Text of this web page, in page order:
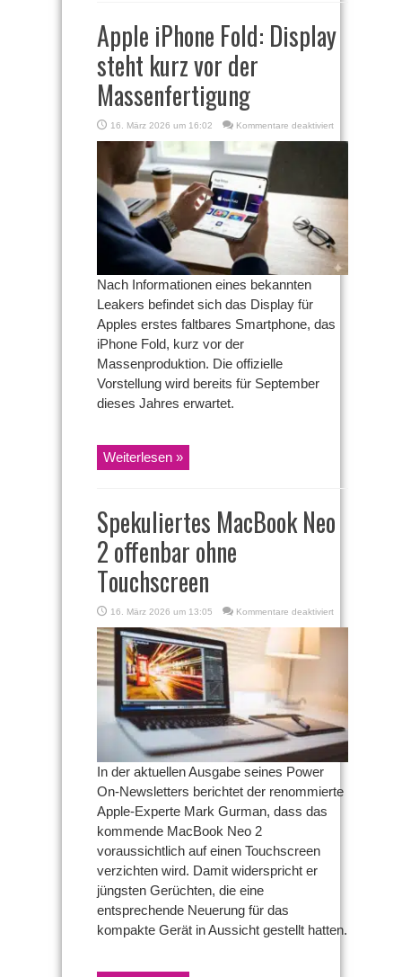
Apple iPhone Fold: Display
steht kurz vor der
Massenfertigung
16. März 2026 um 16:02 Kommentare deaktiviertfür
Massenfertigung
Nach Informationen eines bekannten
Leakers befindet sich das Display für
Apples erstes faltbares Smartphone, das
iPhone Fold, kurz vor der
Massenproduktion. Die offizielle
Vorstellung wird bereits für September
dieses Jahres erwartet.
Weiterlesen »
Spekuliertes MacBook Neo
2 offenbar ohne
Touchscreen
16. März 2026 um 13:05 Kommentare deaktiviertfür
In der aktuellen Ausgabe seines Power
On-Newsletters berichtet der renommierte
Apple-Experte Mark Gurman, dass das
kommende MacBook Neo 2
voraussichtlich auf einen Touchscreen
verzichten wird. Damit widerspricht er
jüngsten Gerüchten, die eine
entsprechende Neuerung für das
kompakte Gerät in Aussicht gestellt hatten.